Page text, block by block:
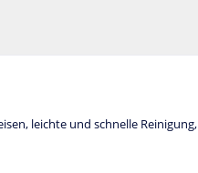
leichte und schnelle Reinigung,